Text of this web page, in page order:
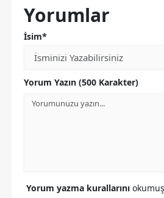
Yorumlar
İsim*
Yorum Yazın (500 Karakter)
Yorum yazma kurallarını